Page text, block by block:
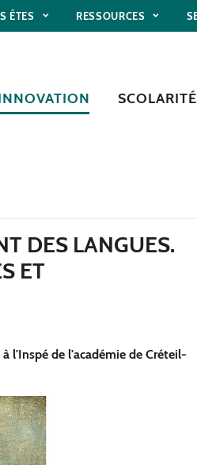
ÊTES RESSOURCES
SCOLARITÉ
DES LANGUES.
ET
l'Inspé de l'académie de Créteil-